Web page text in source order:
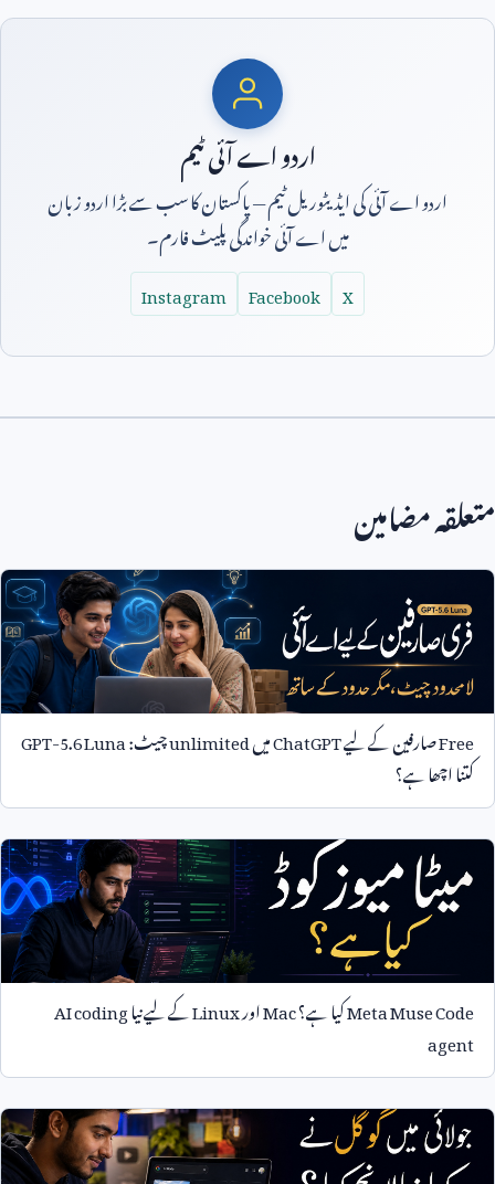
اردو اے آئی ٹیم
اردو اے آئی کی ایڈیٹوریل ٹیم — پاکستان کا سب سے بڑا اردو زبان
میں اے آئی خواندگی پلیٹ فارم۔
X
Facebook
Instagram
متعلقہ مضامین
Freeصارفین کے لیےChatGPTمیںunlimitedچیٹ:GPT-5.6 Luna
کتنا اچھا ہے؟
Meta Muse Codeکیا ہے؟MacاورLinuxکے لیے نیاAI coding
agent